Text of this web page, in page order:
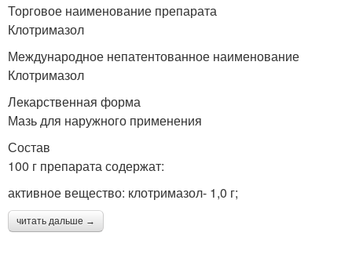
Торговое наименование препарата
Клотримазол
Международное непатентованное наименование
Клотримазол
Лекарственная форма
Мазь для наружного применения
Состав
100 г препарата содержат:
активное вещество: клотримазол- 1,0 г;
читать дальше →